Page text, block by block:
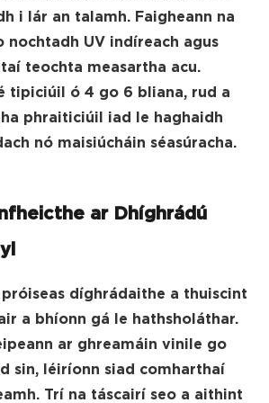
i lár an talamh. Faigheann na
nochtadh UV indíreach agus
teochta measartha acu.
tipiciúil ó 4 go 6 bliana, rud a
phraiticiúil iad le haghaidh
nó maisiúcháin séasúracha.
ar Dhíghrádú
díghrádaithe a thuiscint
a bhíonn gá le hathsholáthar.
ar ghreamáin vinile go
sin, léiríonn siad comharthaí
Trí na táscairí seo a aithint